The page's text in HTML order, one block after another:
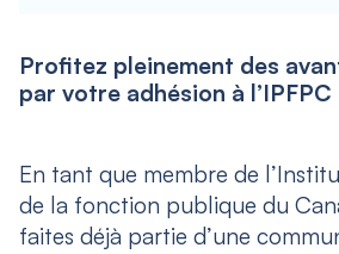
Profitez pleinement des
par votre adhésion à l’IPFPC
En tant que membre de
de la fonction publique du
faites déjà partie d’une